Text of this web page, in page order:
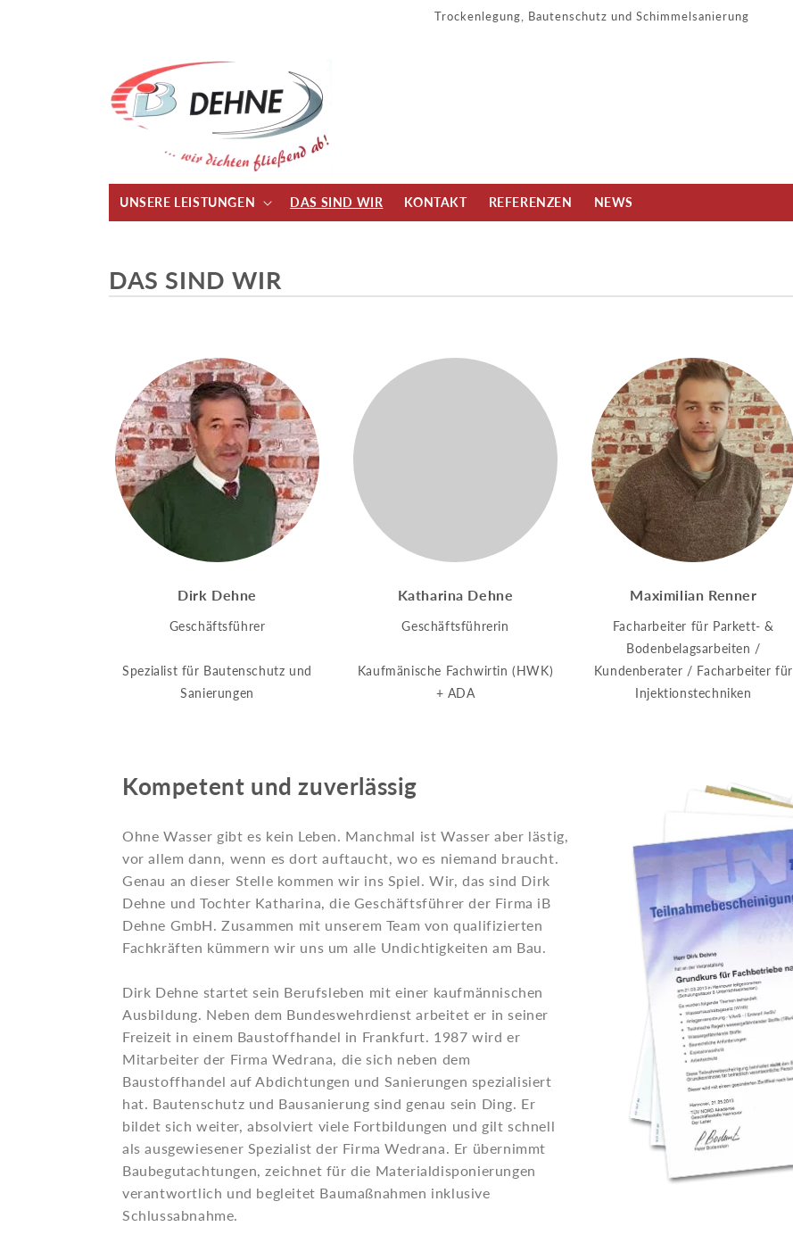
Trockenlegung, Bautenschutz und Schimmelsanierung
UNSERE LEISTUNGEN DAS SIND WIR KONTAKT REFERENZEN NEWS
DAS SIND WIR
Dirk Dehne
Geschäftsführer
Spezialist für Bautenschutz und
Sanierungen
Katharina Dehne
Geschäftsführerin
Kaufmänische Fachwirtin (HWK)
+ ADA
Maximilian Renner
Facharbeiter für Parkett- &
Bodenbelagsarbeiten /
Kundenberater / Facharbeiter für
Injektionstechniken
Kompetent und zuverlässig
Ohne Wasser gibt es kein Leben. Manchmal ist Wasser aber lästig,
vor allem dann, wenn es dort auftaucht, wo es niemand braucht.
Genau an dieser Stelle kommen wir ins Spiel. Wir, das sind Dirk
Dehne und Tochter Katharina, die Geschäftsführer der Firma iB
Dehne GmbH. Zusammen mit unserem Team von qualifizierten
Fachkräften kümmern wir uns um alle Undichtigkeiten am Bau.
Dirk Dehne startet sein Berufsleben mit einer kaufmännischen
Ausbildung. Neben dem Bundeswehrdienst arbeitet er in seiner
Freizeit in einem Baustoffhandel in Frankfurt. 1987 wird er
Mitarbeiter der Firma Wedrana, die sich neben dem
Baustoffhandel auf Abdichtungen und Sanierungen spezialisiert
hat. Bautenschutz und Bausanierung sind genau sein Ding. Er
bildet sich weiter, absolviert viele Fortbildungen und gilt schnell
als ausgewiesener Spezialist der Firma Wedrana. Er übernimmt
Baubegutachtungen, zeichnet für die Materialdisponierungen
verantwortlich und begleitet Baumaßnahmen inklusive
Schlussabnahme.